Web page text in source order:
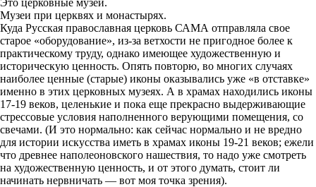
Музеи при церквях и монастырях.
Куда Русская православная церковь САМА отправляла свое
старое «оборудование», из-за ветхости не пригодное более к
практическому труду, однако имеющее художественную и
историческую ценность. Опять повторю, во многих случаях
наиболее ценные (старые) иконы оказывались уже «в отставке»
именно в этих церковных музеях. А в храмах находились иконы
17-19 веков, целенькие и пока еще прекрасно выдерживающие
стрессовые условия наполненного верующими помещения, со
свечами. (И это нормально: как сейчас нормально и не вредно
для истории искусства иметь в храмах иконы 19-21 веков; ежели
что древнее наполеоновского нашествия, то надо уже смотреть
на художественную ценность, и от этого думать, стоит ли
начинать нервничать — вот моя точка зрения).